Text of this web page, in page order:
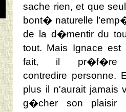
sache rien, et que
bont� naturelle
de la d�mentir du
tout. Mais Ignace est
fait, il pr�f�re
contredire personne.
plus il n'aurait jamais
g�cher son plaisir